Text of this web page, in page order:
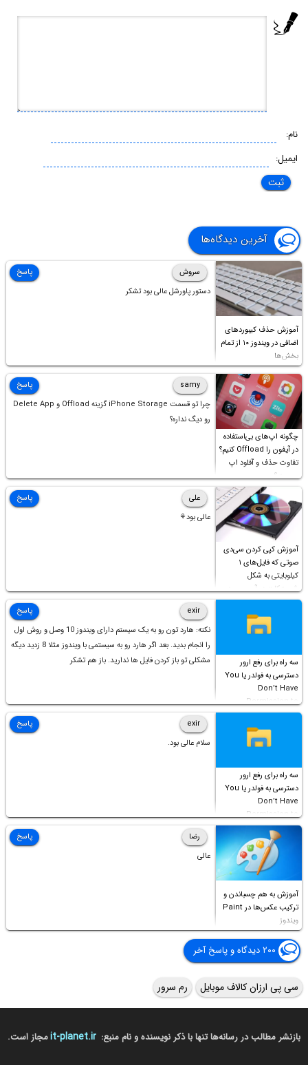
نام:
ایمیل:
آخرین دیدگاه‌ها
آموزش حذف کیبوردهای
اضافی در ویندوز ۱۰ از تمام
بخش‌ها
سروش
دستور پاورشل عالی بود تشکر
پاسخ
چگونه اپ‌های بی‌استفاده
در آیفون را Offload کنیم؟
تفاوت حذف و آفلود اپ
چیست؟
samy
چرا تو قسمت iPhone Storage گزینه Offload و Delete App
رو دیگ نداره؟
پاسخ
آموزش کپی کردن سی‌دی
صوتی که فایل‌های ۱
کیلوبایتی به شکل
شورت‌کات در آن موجود
است!
علی
عالی بود⚘
پاسخ
سه راه برای رفع ارور
دسترسی به فولدر یا You
Don’t Have
Permission to
Access this folder
exir
نکته: هارد تون رو به یک سیستم دارای ویندوز 10 وصل و روش اول
را انجام بدید. بعد اگر هارد رو به سیستمی با ویندوز مثلا 8 زدید دیگه
مشکلی تو باز کردن فایل ها ندارید. باز هم تشکر
پاسخ
سه راه برای رفع ارور
دسترسی به فولدر یا You
Don’t Have
Permission to
Access this folder
exir
سلام عالی بود.
پاسخ
آموزش به هم چسباندن و
ترکیب عکس‌ها در Paint
ویندوز
رضا
عالی
پاسخ
۲۰۰ دیدگاه و پاسخ آخر
سی پی ارزان کالاف موبایل رم سرور
بازنشر مطالب در رسانه‌ها تنها با ذکر نویسنده و نام منبع: it-planet.irمجاز است.